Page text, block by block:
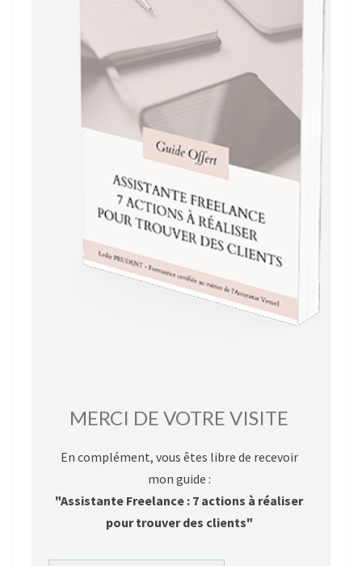
MERCI DE VOTRE VISITE
En complément, vous êtes libre de recevoir
mon guide :
"Assistante Freelance : 7 actions à réaliser
pour trouver des clients"